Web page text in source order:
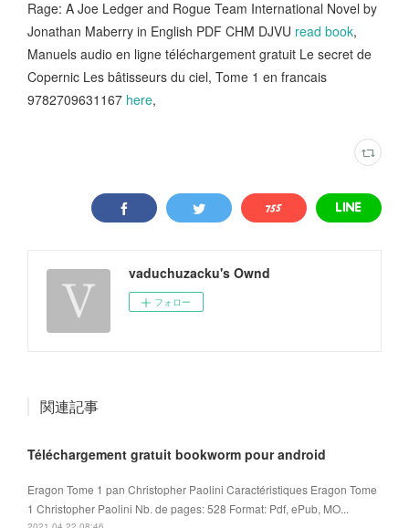
Rage: A Joe Ledger and Rogue Team International Novel by
Jonathan Maberry in English PDF CHM DJVU read book,
Manuels audio en ligne téléchargement gratuit Le secret de
Copernic Les bâtisseurs du ciel, Tome 1 en francais
9782709631167 here,
vaduchuzacku's Ownd
フォロー
関連記事
Téléchargement gratuit bookworm pour android
Eragon Tome 1 pan Christopher Paolini Caractéristiques Eragon Tome
1 Christopher Paolini Nb. de pages: 528 Format: Pdf, ePub, MO...